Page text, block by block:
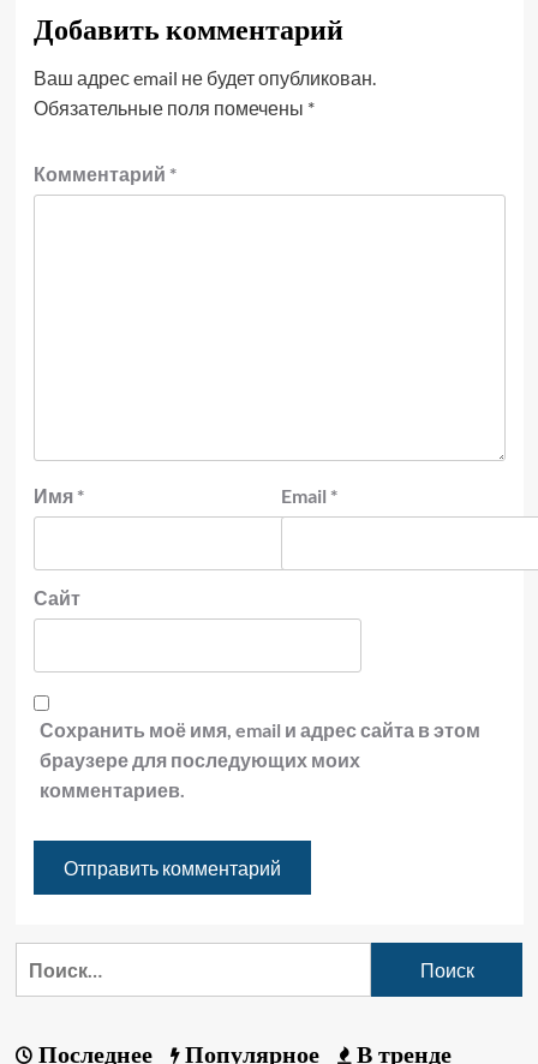
Добавить комментарий
Ваш адрес email не будет опубликован.
Обязательные поля помечены *
Комментарий *
Имя * Email *
Сайт
Сохранить моё имя, email и адрес сайта в этом
браузере для последующих моих
комментариев.
Последнее Популярное В тренде